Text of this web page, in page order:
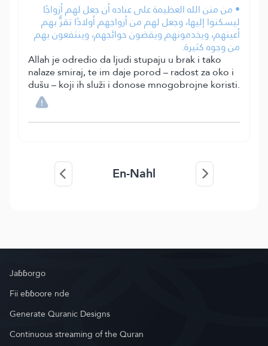
• من منن الله العظيمة على عباده أن جعل لهم أزواجًا
ليسكنوا إليها، وجعل لهم من أزواجهم أولادًا تقرُّ بهم
أعينهم، ويخدمونهم ويقضون حوائجهم، وينتفعون بهم
من وجوه كثيرة.
Allah je odredio da ljudi stupaju u brak i tako
nalaze smiraj, te im daje porod – radost za oko i
dušu – koji ih služi i donose mnogobrojne koristi.
En-Nahl
Jaɓɓorgo
Fii eɓɓoore nde
Generate Quranic Designs
Continuous streaming of the Quran